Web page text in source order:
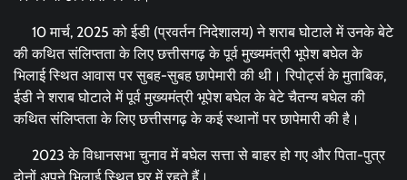
10 मार्च, 2025 को ईडी (प्रवर्तन निदेशालय) ने शराब घोटाले में उनके बेटे
की कथित संलिप्तता के लिए छत्तीसगढ़ के पूर्व मुख्यमंत्री भूपेश बघेल के
भिलाई स्थित आवास पर सुबह-सुबह छापेमारी की थी। रिपोर्ट्स के मुताबिक,
ईडी ने शराब घोटाले में पूर्व मुख्यमंत्री भूपेश बघेल के बेटे चैतन्य बघेल की
कथित संलिप्तता के लिए छत्तीसगढ़ के कई स्थानों पर छापेमारी की है।
2023 के विधानसभा चुनाव में बघेल सत्ता से बाहर हो गए और पिता-पुत्र